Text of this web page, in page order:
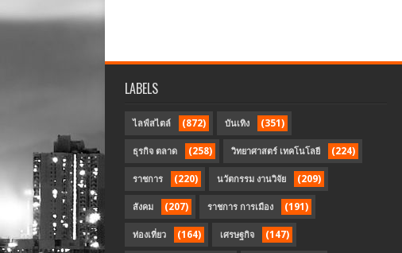
LABELS
ไลฟ์สไตล์ (872) บันเทิง (351)
ธุรกิจ ตลาด (258) วิทยาศาสตร์ เทคโนโลยี (224)
ราชการ (220) นวัตกรรม งานวิจัย (209)
สังคม (207) ราชการ การเมือง (191)
ท่องเที่ยว (164) เศรษฐกิจ (147)